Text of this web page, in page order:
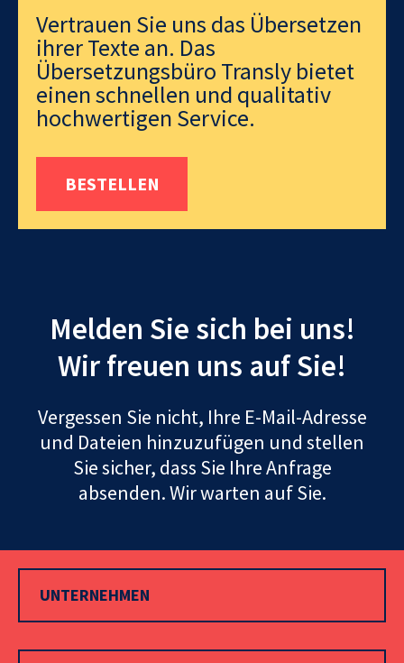
Vertrauen Sie uns das Übersetzen
ihrer Texte an. Das
Übersetzungsbüro Transly bietet
einen schnellen und qualitativ
hochwertigen Service.
BESTELLEN
Melden Sie sich bei uns!
Wir freuen uns auf Sie!
Vergessen Sie nicht, Ihre E-Mail-Adresse
und Dateien hinzuzufügen und stellen
Sie sicher, dass Sie Ihre Anfrage
absenden. Wir warten auf Sie.